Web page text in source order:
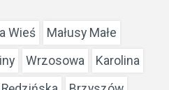
Wieś
Małusy Małe
Wrzosowa
Karolina